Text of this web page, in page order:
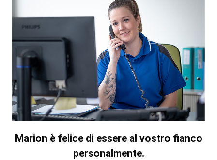
Marion è felice di essere al vostro fianco
personalmente.